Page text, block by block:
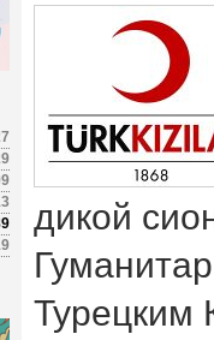
дикой
Турецким